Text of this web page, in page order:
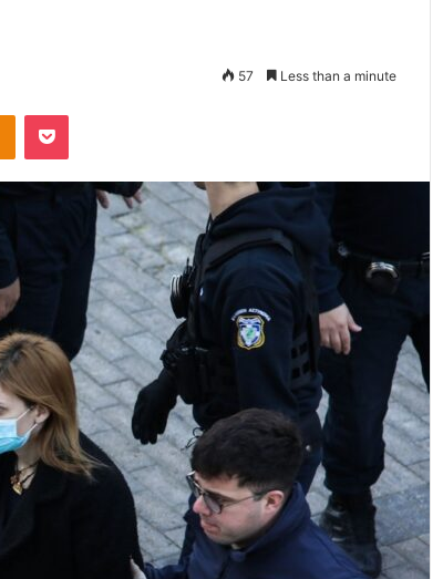
57 Less than a minute
Odnoklassniki
Pocket